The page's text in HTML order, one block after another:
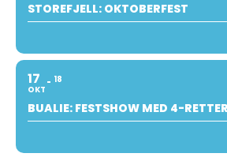
STOREFJELL: OKTOBERFEST
17
OKT
18
BUALIE: FESTSHOW MED 4-